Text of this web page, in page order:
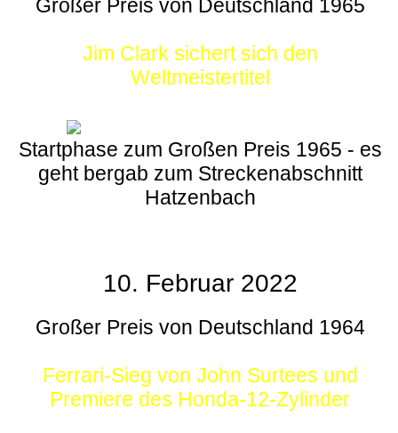
Großer Preis von Deutschland 1965
Jim Clark sichert sich den
Weltmeistertitel
Startphase zum Großen Preis 1965 - es
geht bergab zum Streckenabschnitt
Hatzenbach
10. Februar 2022
Großer Preis von Deutschland 1964
Ferrari-Sieg von John Surtees und
Premiere des Honda-12-Zylinder